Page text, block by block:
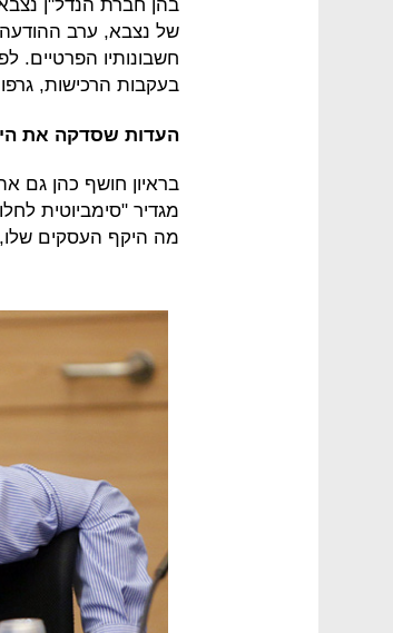
בהן חברת הנדל"ן
של נצבא, ערב
חשבונותיו הפרטיים.
בעקבות הרכישות, גרפו השניים
העדות שסדקה את
בראיון חושף כהן גם
מגדיר "סימביוטית
מה היקף העסקים שלו,